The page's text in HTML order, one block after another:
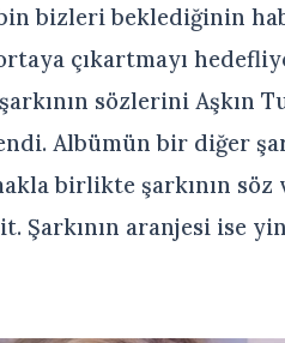
bizleri beklediğinin
çıkartmayı
sözlerini Aşkın
Albümün bir diğer
birlikte şarkının söz
Şarkının aranjesi ise